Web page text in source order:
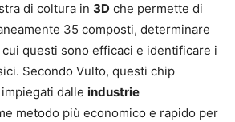
di coltura in 3D che permette di
35 composti, determinare
questi sono efficaci e identificare i
Secondo Vulto, questi chip
dalle industrie
metodo più economico e rapido per